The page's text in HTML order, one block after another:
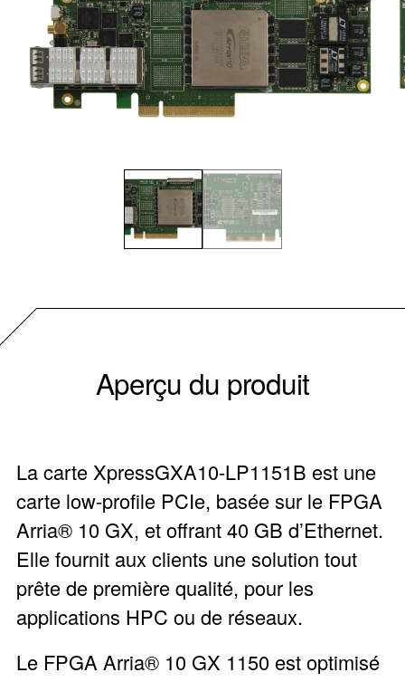
Aperçu du produit
La carte XpressGXA10-LP1151B est une
carte low-profile PCIe, basée sur le FPGA
Arria® 10 GX, et offrant 40 GB d’Ethernet.
Elle fournit aux clients une solution tout
prête de première qualité, pour les
applications HPC ou de réseaux.
Le FPGA Arria® 10 GX 1150 est optimisé